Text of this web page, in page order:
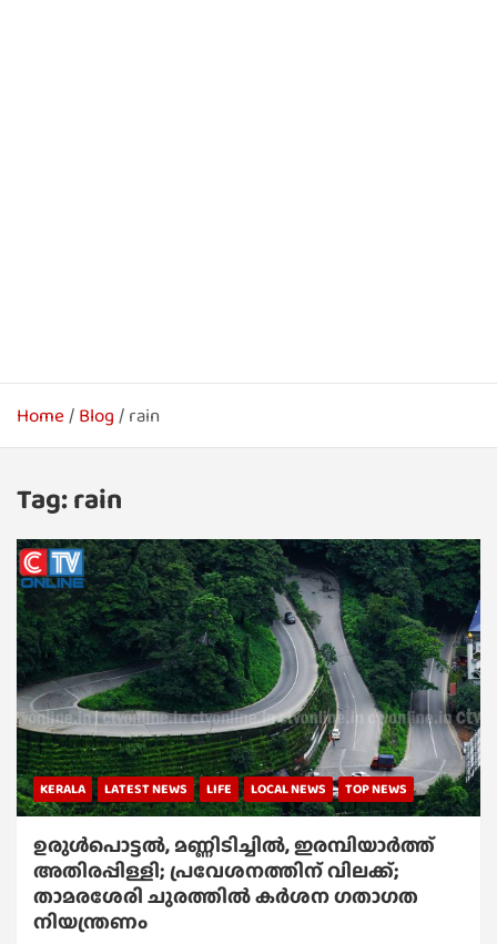
Home Blog rain
Tag:rain
KERALA LATEST NEWS LIFE LOCAL NEWS TOP NEWS
ഉരുൾപൊട്ടൽ, മണ്ണിടിച്ചിൽ, ഇരമ്പിയാര്‍ത്ത്
അതിരപ്പിള്ളി; പ്രവേശനത്തിന് വിലക്ക്;
താമരശേരി ചുരത്തില്‍ കര്‍ശന ഗതാഗത
നിയന്ത്രണം